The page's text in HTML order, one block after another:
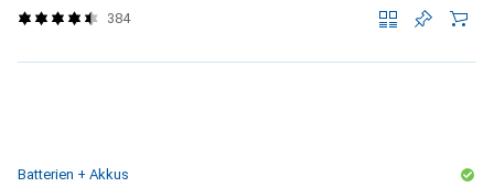
384
Batterien + Akkus